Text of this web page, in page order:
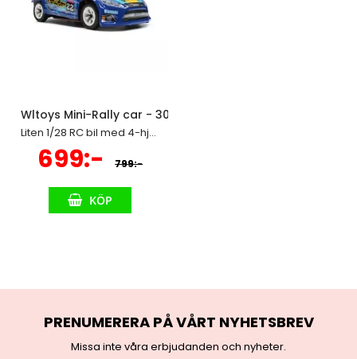
Wltoys Mini-Rally car - 30 km/h, 16cm
Liten 1/28 RC bil med 4-hjulsdrift och tuff kaross
Specialpris
699:- 799:-
KÖP
PRENUMERERA PÅ VÅRT NYHETSBREV
Missa inte våra erbjudanden och nyheter.